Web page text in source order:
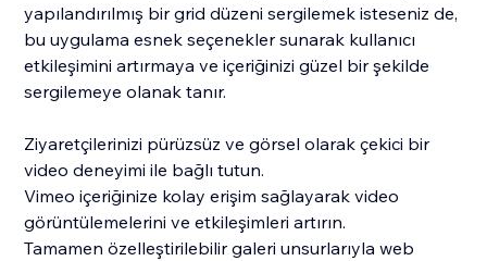
yapılandırılmış bir grid düzeni sergilemek isteseniz de,
bu uygulama esnek seçenekler sunarak kullanıcı
etkileşimini artırmaya ve içeriğinizi güzel bir şekilde
sergilemeye olanak tanır.
Ziyaretçilerinizi pürüzsüz ve görsel olarak çekici bir
video deneyimi ile bağlı tutun.
Vimeo içeriğinize kolay erişim sağlayarak video
görüntülemelerini ve etkileşimleri artırın.
Tamamen özelleştirilebilir galeri unsurlarıyla web